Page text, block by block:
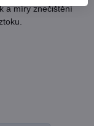
a míry znečištění